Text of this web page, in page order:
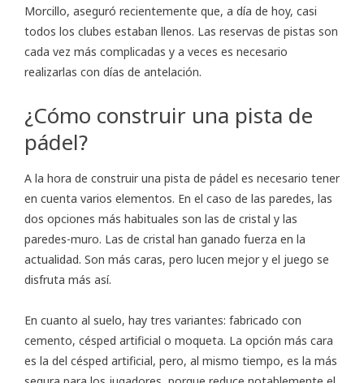
Morcillo, aseguró recientemente que, a día de hoy, casi
todos los clubes estaban llenos. Las reservas de pistas son
cada vez más complicadas y a veces es necesario
realizarlas con días de antelación.
¿Cómo construir una pista de
pádel?
A la hora de construir una pista de pádel es necesario tener
en cuenta varios elementos. En el caso de las paredes, las
dos opciones más habituales son las de cristal y las
paredes-muro. Las de cristal han ganado fuerza en la
actualidad. Son más caras, pero lucen mejor y el juego se
disfruta más así.
En cuanto al suelo, hay tres variantes: fabricado con
cemento, césped artificial o moqueta. La opción más cara
es la del césped artificial, pero, al mismo tiempo, es la más